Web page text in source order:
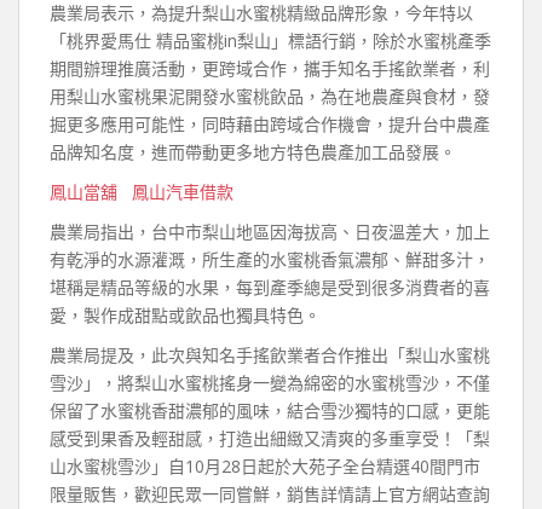
農業局表示，為提升梨山水蜜桃精緻品牌形象，今年特以
「桃界愛馬仕 精品蜜桃in梨山」標語行銷，除於水蜜桃產季
期間辦理推廣活動，更跨域合作，攜手知名手搖飲業者，利
用梨山水蜜桃果泥開發水蜜桃飲品，為在地農產與食材，發
掘更多應用可能性，同時藉由跨域合作機會，提升台中農產
品牌知名度，進而帶動更多地方特色農產加工品發展。
鳳山當舖
鳳山汽車借款
農業局指出，台中市梨山地區因海拔高、日夜溫差大，加上
有乾淨的水源灌溉，所生產的水蜜桃香氣濃郁、鮮甜多汁，
堪稱是精品等級的水果，每到產季總是受到很多消費者的喜
愛，製作成甜點或飲品也獨具特色。
農業局提及，此次與知名手搖飲業者合作推出「梨山水蜜桃
雪沙」，將梨山水蜜桃搖身一變為綿密的水蜜桃雪沙，不僅
保留了水蜜桃香甜濃郁的風味，結合雪沙獨特的口感，更能
感受到果香及輕甜感，打造出細緻又清爽的多重享受！「梨
山水蜜桃雪沙」自10月28日起於大苑子全台精選40間門市
限量販售，歡迎民眾一同嘗鮮，銷售詳情請上官方網站查詢